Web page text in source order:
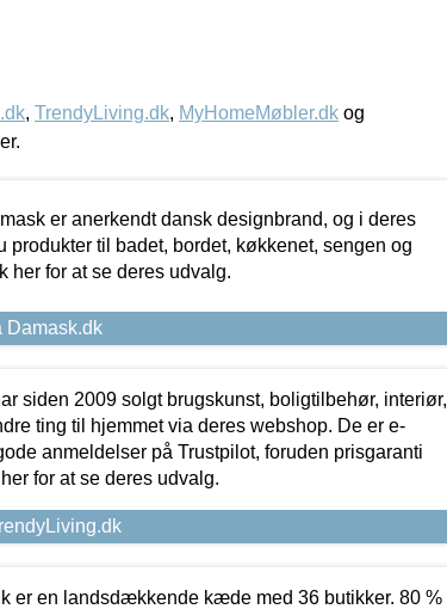
, TrendyLiving.dk, MyHomeMøbler.dk og
er anerkendt dansk designbrand, og i deres
produkter til badet, bordet, køkkenet, sengen og
her for at se deres udvalg.
Damask.dk
siden 2009 solgt brugskunst, boligtilbehør, interiør,
ting til hjemmet via deres webshop. De er e-
anmeldelser på Trustpilot, foruden prisgaranti
for at se deres udvalg.
er en landsdækkende kæde med 36 butikker. 80 %